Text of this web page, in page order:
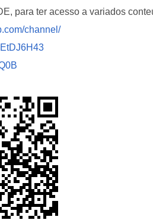
para ter acesso a variados
channel/